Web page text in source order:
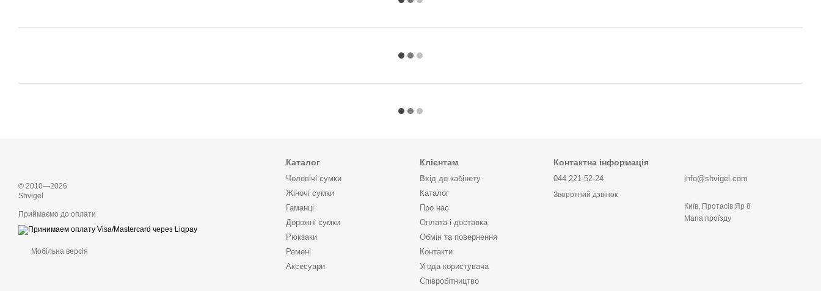
© 2010—2026
Shvigel
Приймаємо до оплати
Мобільна версія
Каталог
Чоловічі сумки
Жіночі сумки
Гаманці
Дорожні сумки
Рюкзаки
Ремені
Аксесуари
Клієнтам
Вхід до кабінету
Каталог
Про нас
Оплата і доставка
Обмін та повернення
Контакти
Угода користувача
Cпівробітництво
Контактна інформація
044 221-52-24
Зворотний дзвінок
info@shvigel.com
Київ, Протасів Яр 8
Мапа проїзду